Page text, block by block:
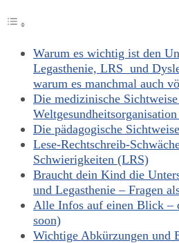
Warum es wichtig ist den
Legasthenie, LRS und
warum es manchmal auch
Die medizinische
Die pädagogische Sichtweise
Lese-Rechtschreib-
Schwierigkeiten (LRS)
Braucht dein Kind die
und Legasthenie – Fragen
Alle Infos auf einen Blick –
soon)
Wichtige Abkürzungen und